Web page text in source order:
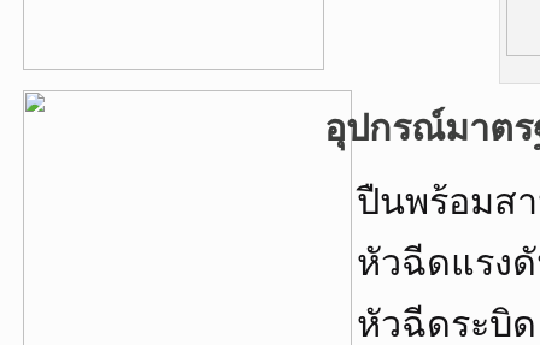
อุปกรณ์มาตร
ปืนพร้อมส
หัวฉีดแรง
หัวฉีดระบิด